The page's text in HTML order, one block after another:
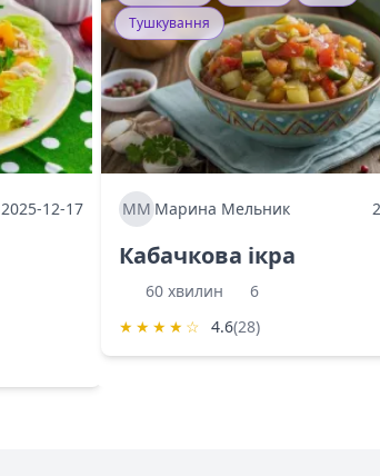
2025-12-17
Тушкування
ММ Марина Мельник
Кабачкова ікра
60 хвилин
6
★ ★ ★ ★ ☆ 4.6(28)